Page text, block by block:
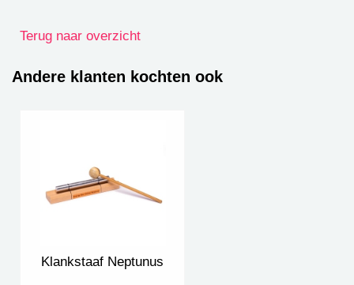
Terug naar overzicht
Andere klanten kochten ook
Klankstaaf Neptunus